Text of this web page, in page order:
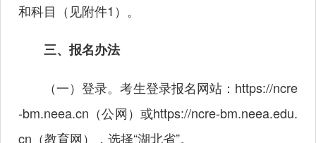
和科目（见附件1）。
三、报名办法
（一）登录。考生登录报名网站： https://ncre
-bm.neea.cn （公网）或https://ncre-bm.neea.edu.
cn （教育网），选择“湖北省”。